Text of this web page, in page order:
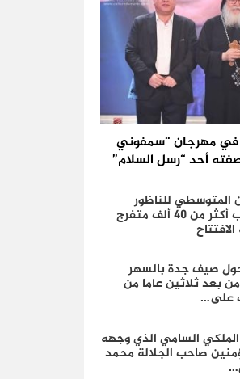
في مهرجان “سمفوني
أحد “رسل السلام”
المتوسطي للناظور
يستقطب أكثر من 40 ألف متفرج
صيف جدة بالسهر
بعد ثلاثين عاما من
على…
السامي الذي وجهه
صاحب الجلالة محمد